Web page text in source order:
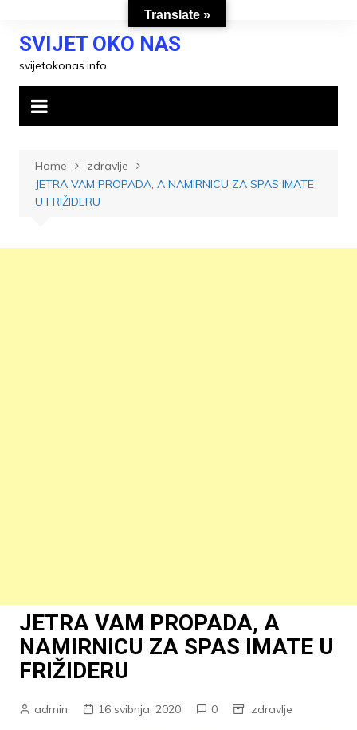
contentSVIJET OKO NAS
svijetokonas.info
Home
zdravlje
JETRA VAM PROPADA, A NAMIRNICU ZA SPAS IMATE
U FRIŽIDERU
JETRA VAM PROPADA, A
NAMIRNICU ZA SPAS IMATE U
FRIŽIDERU
admin 16 svibnja, 2020 0 zdravlje
Translate »